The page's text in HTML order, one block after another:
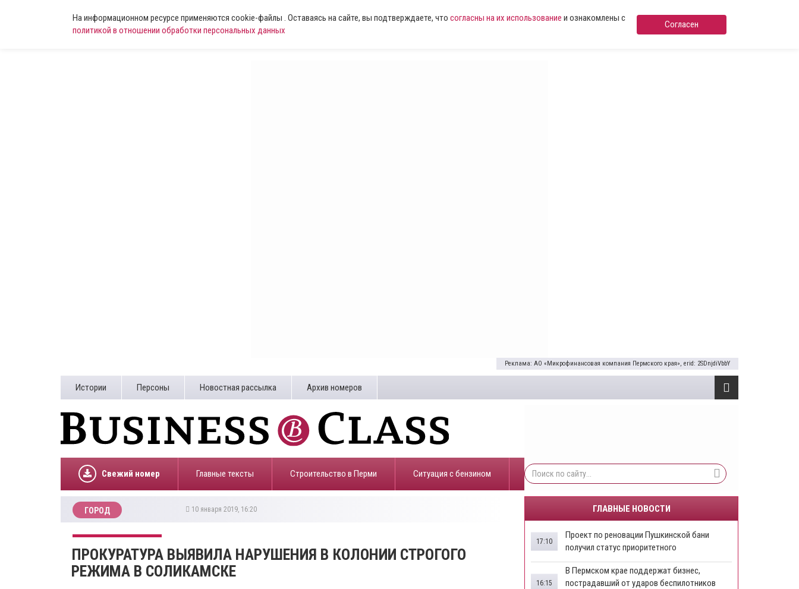
На информационном ресурсе применяются cookie-файлы . Оставаясь на сайте, вы подтверждаете, что согласны на их использование и ознакомлены с
политикой в отношении обработки персональных данных
Согласен
Реклама: АО «Микрофинансовая компания Пермского края», erid: 2SDnjdiVbbY
Истории Персоны Новостная рассылка Архив номеров
Свежий номер Главные тексты Строительство в Перми ​Ситуация с бензином
ГОРОД 10 января 2019, 16:20
ПРОКУРАТУРА ВЫЯВИЛА НАРУШЕНИЯ В КОЛОНИИ СТРОГОГО
РЕЖИМА В СОЛИКАМСКЕ
ГЛАВНЫЕ НОВОСТИ
​Проект по реновации Пушкинской бани
получил статус приоритетного
17:10
​В Пермском крае поддержат бизнес,
пострадавший от ударов беспилотников
16:15